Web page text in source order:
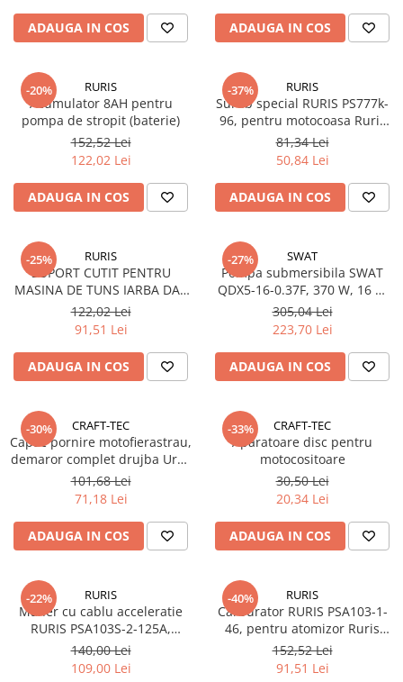
Pompe submersibile
Accesorii pentru sudura
Aparat de sudura
Agro & Zootehnie
Aeroterme
Compresoare
Foarfeci electrice & manuale
Generatoare
Masini tuns animale
Mori & Batoze
Motoburghie
Suflanta frunze
Troliu
Zdrobitori si Teascuri fructe
Piese de schimb
Piese aparat umplut carnati
Piese atomizoare
Piese compresor
Piese drujbe
Piese generatoare
Piese masini de tuns gazon
ADAUGA IN COS ADAUGA IN COS
-20% RURIS
Acumulator 8AH pentru
pompa de stropit (baterie)
152,52 Lei
122,02 Lei
ADAUGA IN COS
-37% RURIS
Surub special RURIS PS777k-
96, pentru motocoasa Ruris
DAC 777K
81,34 Lei
50,84 Lei
ADAUGA IN COS
-25% RURIS
SUPORT CUTIT PENTRU
MASINA DE TUNS IARBA DAC
130XL,150XL RURIS PS130XL-1-
4
122,02 Lei
91,51 Lei
ADAUGA IN COS
-27% SWAT
Pompa submersibila SWAT
QDX5-16-0.37F, 370 W, 16 m
inaltime, 1.5 mc/h
305,04 Lei
223,70 Lei
ADAUGA IN COS
-30% CRAFT-TEC
Capac pornire motofierastrau,
demaror complet drujba Ural,
Almaz, China 6800
101,68 Lei
71,18 Lei
ADAUGA IN COS
-33% CRAFT-TEC
Aparatoare disc pentru
motocositoare
30,50 Lei
20,34 Lei
ADAUGA IN COS
-22% RURIS
Maner cu cablu acceleratie
RURIS PSA103S-2-125A,
pentru atomizor Ruris A102 /
A103S, HERCULES 100
140,00 Lei
109,00 Lei
-40% RURIS
Carburator RURIS PSA103-1-
46, pentru atomizor Ruris
A102, A103, A103S, Hercules
100, 3WF 2.6, 3WF 2.7
152,52 Lei
91,51 Lei